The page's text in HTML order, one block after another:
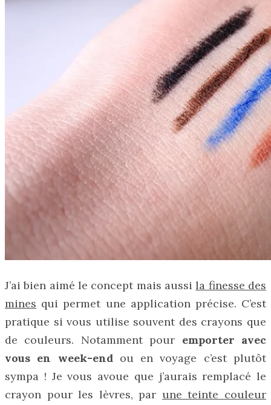
J’ai bien aimé le concept mais aussila finesse des
mines qui permet une application précise. C’est
pratique si vous utilise souvent des crayons que
de couleurs. Notamment pour emporter avec
vous en week-endou en voyage c’est plutôt
sympa ! Je vous avoue que j’aurais remplacé le
crayon pour les lèvres, par une teinte couleur